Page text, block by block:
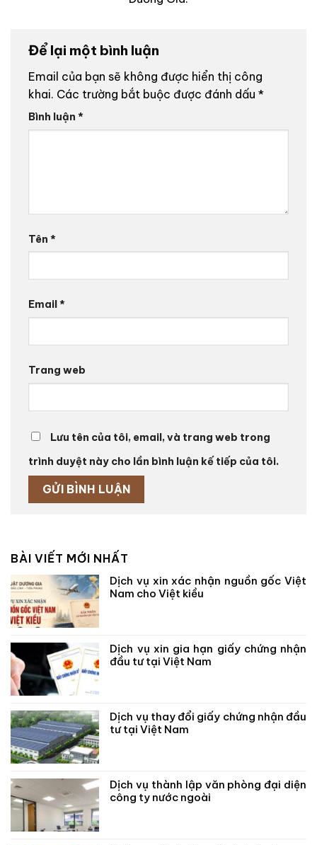
Để lại một bình luận
Email của bạn sẽ không được hiển thị công
khai. Các trường bắt buộc được đánh dấu *
Bình luận *
Tên *
Email *
Trang web
Lưu tên của tôi, email, và trang web trong
trình duyệt này cho lần bình luận kế tiếp của tôi.
BÀI VIẾT MỚI NHẤT
Dịch vụ xin xác nhận nguồn gốc Việt
Nam cho Việt kiều
Dịch vụ xin gia hạn giấy chứng nhận
đầu tư tại Việt Nam
Dịch vụ thay đổi giấy chứng nhận đầu
tư tại Việt Nam
Dịch vụ thành lập văn phòng đại diện
công ty nước ngoài